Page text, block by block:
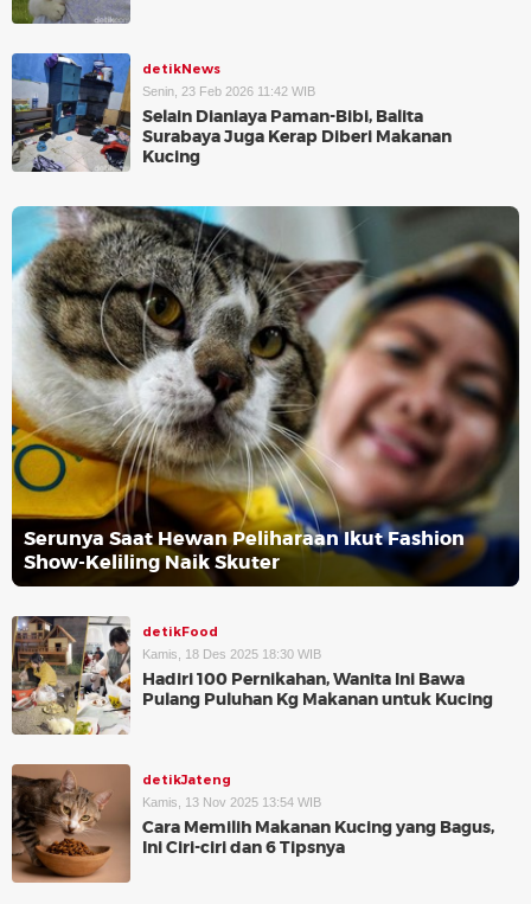
detikNews
Senin, 23 Feb 2026 11:42 WIB
Selain Dianiaya Paman-Bibi, Balita
Surabaya Juga Kerap Diberi Makanan
Kucing
Serunya Saat Hewan Peliharaan Ikut Fashion
Show-Keliling Naik Skuter
detikFood
Kamis, 18 Des 2025 18:30 WIB
Hadiri 100 Pernikahan, Wanita Ini Bawa
Pulang Puluhan Kg Makanan untuk Kucing
detikJateng
Kamis, 13 Nov 2025 13:54 WIB
Cara Memilih Makanan Kucing yang Bagus,
Ini Ciri-ciri dan 6 Tipsnya